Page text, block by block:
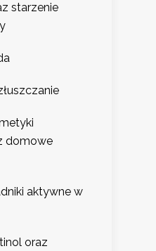
starzenie
domowe
aktywne w
oraz